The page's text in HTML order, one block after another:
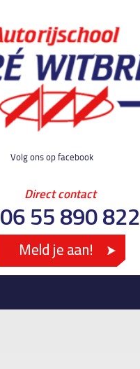
Volg ons op facebook
Direct contact
06 55 890 822